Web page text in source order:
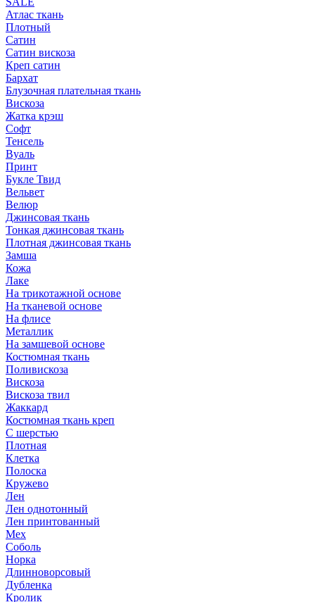
Атлас ткань
Плотный
Сатин
Сатин вискоза
Креп сатин
Бархат
Блузочная плательная ткань
Вискоза
Жатка крэш
Софт
Тенсель
Вуаль
Принт
Букле Твид
Вельвет
Велюр
Джинсовая ткань
Тонкая джинсовая ткань
Плотная джинсовая ткань
Замша
Кожа
Лаке
На трикотажной основе
На тканевой основе
На флисе
Металлик
На замшевой основе
Костюмная ткань
Поливискоза
Вискоза
Вискоза твил
Жаккард
Костюмная ткань креп
С шерстью
Плотная
Клетка
Полоска
Кружево
Лен
Лен однотонный
Лен принтованный
Мех
Соболь
Норка
Длинноворсовый
Дубленка
Кролик